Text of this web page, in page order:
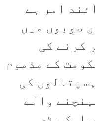
امر ہے
صوبوں میں
کرنے کی
کے مذموم
کی
والے